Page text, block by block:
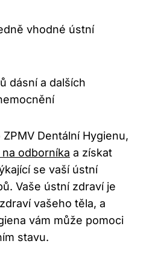
vhodné ústní
dásní a dalších
Dentální Hygienu,
odborníka a získat
se vaší ústní
Vaše ústní zdraví je
vašeho těla, a
vám může pomoci
stavu.